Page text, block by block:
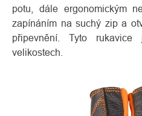
potu, dále ergonomickým
zapínáním na suchý zip a
připevnění. Tyto
velikostech.